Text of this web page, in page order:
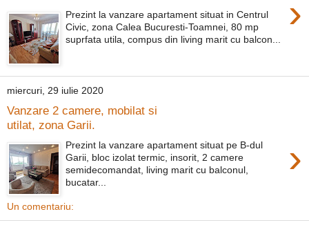
›
Prezint la vanzare apartament situat in Centrul
Civic, zona Calea Bucuresti-Toamnei, 80 mp
suprfata utila, compus din living marit cu balcon...
miercuri, 29 iulie 2020
Vanzare 2 camere, mobilat si
utilat, zona Garii.
›
Prezint la vanzare apartament situat pe B-dul
Garii, bloc izolat termic, insorit, 2 camere
semidecomandat, living marit cu balconul,
bucatar...
Un comentariu: